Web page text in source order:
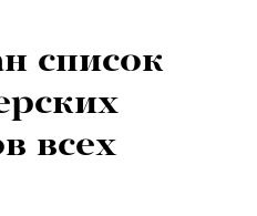
список
всех